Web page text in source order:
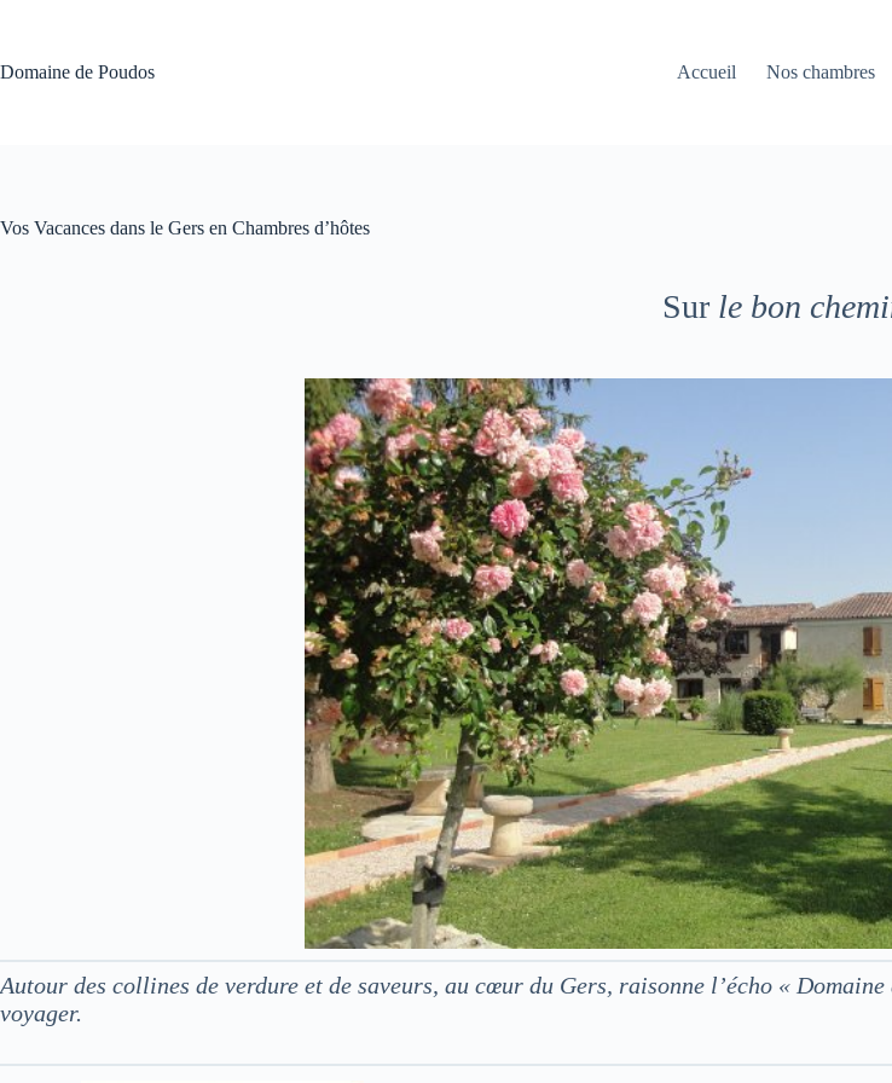
Domaine de Poudos
Accueil Nos chambres
Vos Vacances dans le Gers en Chambres d’hôtes
Sur le bon
Autour des collines de verdure et de saveurs, au cœur du Gers, raisonne l’écho «
voyager.